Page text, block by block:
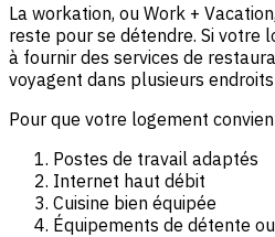
La workation, ou Work +
reste pour se détendre. Si votre
à fournir des services de
voyagent dans plusieurs
Pour que votre logement
Postes de travail adaptés
Internet haut débit
Cuisine bien équipée
Équipements de détente